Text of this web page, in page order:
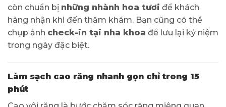
còn chuẩn bị những nhành hoa tươi để khách
hàng nhận khi đến thăm khám. Bạn cũng có thể
chụp ảnh check-in tại nha khoa để lưu lại kỷ niệm
trong ngày đặc biệt.
Làm sạch cao răng nhanh gọn chỉ trong 15
phút